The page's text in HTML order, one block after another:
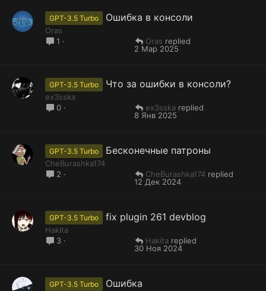
GPT-3.5 Turbo Ошибка в консоли
Oras
1
2 Мар 2025
Oras
GPT-3.5 Turbo Что за ошибки в консоли?
ex3sska
0
8 Янв 2025
ex3sska
GPT-3.5 Turbo Бесконечные патроны
CheBurashka174
2
12 Дек 2024
CheBurashka174
GPT-3.5 Turbo fix plugin 261 devblog
Hakita
3
30 Ноя 2024
Hakita
GPT-3.5 Turbo Ошибка